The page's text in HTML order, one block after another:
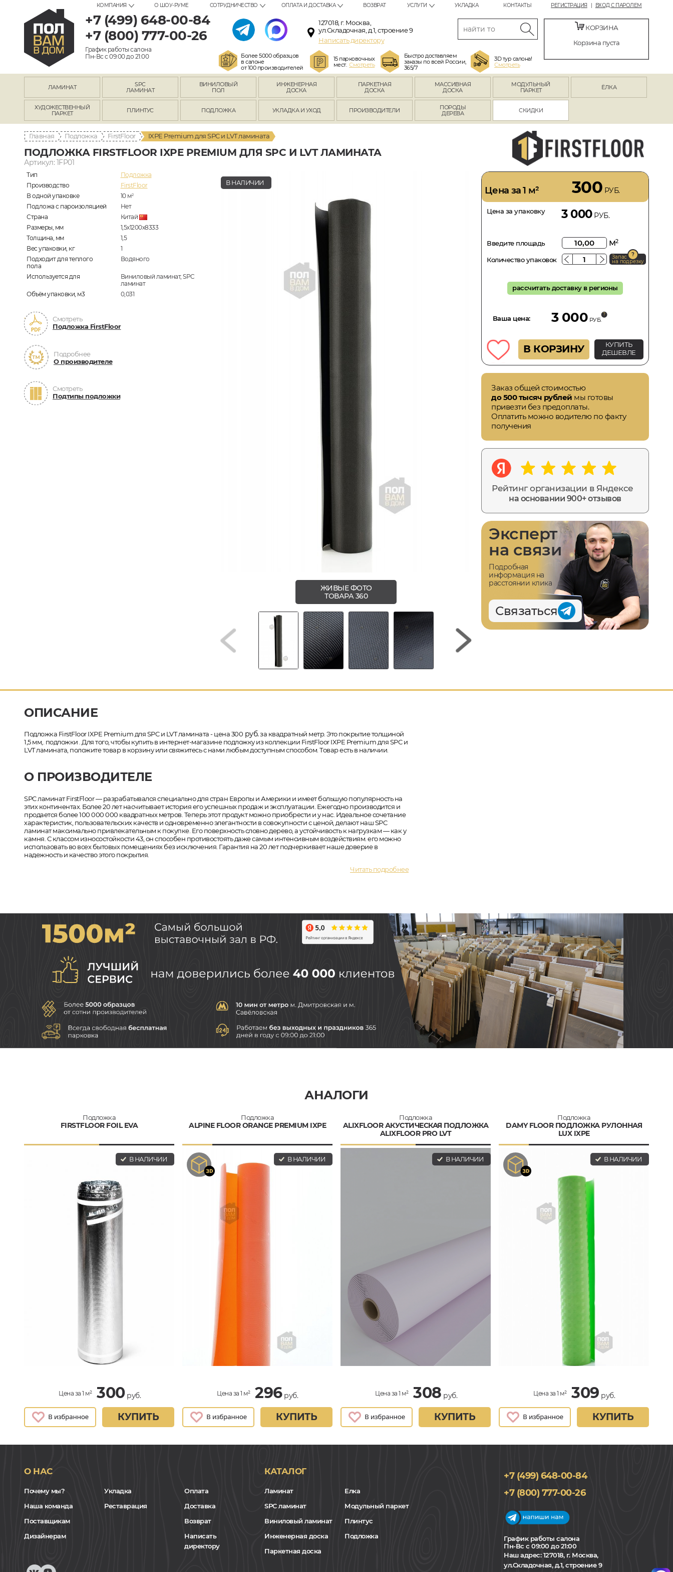
РЕГИСТРАЦИЯ ВХОД С ПАРОЛЕМ
КОМПАНИЯ О ШОУ-РУМЕ СОТРУДНИЧЕСТВО ОПЛАТА И ДОСТАВКА ВОЗВРАТ УСЛУГИ УКЛАДКА КОНТАКТЫ
+7 (499) 648-00-84
+7 (800) 777-00-26
График работы салона
Пн-Вс с 09:00 до 21:00
127018, г. Москва,
ул.Складочная, д.1, строение 9
Написать директору
Более 5000 образцов
в салоне
от 100 производителей
15 парковочных
мест.Смотреть
Быстро доставляем
заказы по всей России,
365/7
3D тур салона!
Смотреть
КОРЗИНА
Корзина пуста
ЛАМИНАТ
SPC
ЛАМИНАТ
ВИНИЛОВЫЙ
ПОЛ
ИНЖЕНЕРНАЯ
ДОСКА
ПАРКЕТНАЯ
ДОСКА
МАССИВНАЯ
ДОСКА
МОДУЛЬНЫЙ
ПАРКЕТ
ЁЛКА
ХУДОЖЕСТВЕННЫЙ
ПАРКЕТ
ПЛИНТУС ПОДЛОЖКА УКЛАДКА И УХОД ПРОИЗВОДИТЕЛИ
ПОРОДЫ
ДЕРЕВА
СКИДКИ
Главная Подложка FirstFloor IXPE Premium для SPC и LVT ламината
ПОДЛОЖКА FIRSTFLOOR IXPE PREMIUM ДЛЯ SPC И LVT ЛАМИНАТА
Артикул: 1FP01
Тип
Подложка
Производство
FirstFloor
В одной упаковке
10 м2
Подложа с пароизоляцией
Нет
Страна
Китай
Размеры, мм
1,5х1200х8333
Толщина, мм
1,5
Вес упаковки, кг
1
Подходит для теплого
пола
Водяного
Используется для
Виниловый ламинат, SPC
ламинат
Объём упаковки, м3
0,031
Смотреть
Подложка FirstFloor
Подробнее
О производителе
Смотреть
Подтипы подложки
В НАЛИЧИИ
ЖИВЫЕ ФОТО
ТОВАРА 360
Цена за 1 м² 300 РУБ.
Цена за упаковку 3 000РУБ.
Введите площадь м2
Количество упаковок Запас
на подрезку
рассчитать доставку в регионы
Ваша цена: 3 000 РУБ.
В КОРЗИНУ
КУПИТЬ
ДЕШЕВЛЕ
Заказ общей стоимостью
до 500 тысяч рублей мы готовы
привезти без предоплаты.
Оплатить можно водителю по факту
получения
Рейтинг организации в Яндексе
на основании 900+ отзывов
Эксперт
на связи
Подробная
информация на
расстоянии клика
Связаться
ОПИСАНИЕ
Подложка FirstFloor IXPE Premium для SPC и LVT ламината - цена 300 руб.за квадратный метр. Это покрытие толщиной
1,5 мм,. подложки . Для того, чтобы купить в интернет-магазине подложку из коллекции FirstFloor IXPE Premium для SPC и
LVT ламината, положите товар в корзину или свяжитесь с нами любым доступным способом. Товар есть в наличии.
О ПРОИЗВОДИТЕЛЕ
SPC ламинат FirstFloor — разрабатывался специально для стран Европы и Америки и имеет большую популярность на
этих континентах. Более 20 лет насчитывает история его успешных продаж и эксплуатации. Ежегодно производится и
продается более 100 000 000 квадратных метров. Теперь этот продукт можно приобрести и у нас. Идеальное сочетание
характеристик, пользовательских качеств и одновременно элегантности в совокупности с ценой, делают наш SPC
ламинат максимально привлекательным к покупке. Его поверхность словно дерево, а устойчивость к нагрузкам — как у
камня. С классом износостойкости 43, он способен противостоять даже самым интенсивным воздействиям. его можно
использовать во всех бытовых помещениях без исключения. Гарантия на 20 лет подчеркивает наше доверие в
надежность и качество этого покрытия.
Читать подробнее
АНАЛОГИ
Подложка
FIRSTFLOOR FOIL EVA
В НАЛИЧИИ
Цена за 1 м² 300руб.
КУПИТЬ
Подложка
ALPINE FLOOR ORANGE PREMIUM IXPE
В НАЛИЧИИ
Цена за 1 м² 296руб.
КУПИТЬ
Подложка
ALIXFLOOR АКУСТИЧЕСКАЯ ПОДЛОЖКА
ALIXFLOOR PRO LVT
В НАЛИЧИИ
Цена за 1 м² 308 руб.
КУПИТЬ
Подложка
DAMY FLOOR ПОДЛОЖКА РУЛОННАЯ
LUX IXPE
В НАЛИЧИИ
Цена за 1 м² 309 руб.
КУПИТЬ
О НАС
Почему мы?
Наша команда
Поставщикам
Дизайнерам
Укладка
Реставрация
Оплата
Доставка
Возврат
Написать
директору
КАТАЛОГ
Ламинат
SPC ламинат
Виниловый ламинат
Инженерная доска
Паркетная доска
Елка
Модульный паркет
Плинтус
Подложка
+7 (499) 648-00-84
+7 (800) 777-00-26
График работы салона
Пн-Вс с 09:00 до 21:00
Наш адрес:127018, г. Москва,
ул.Складочная, д.1, строение 9